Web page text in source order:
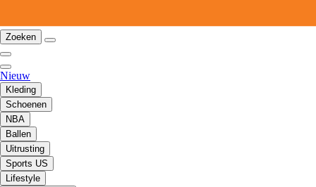
Zoeken
Nieuw
Kleding
Schoenen
NBA
Ballen
Uitrusting
Sports US
Lifestyle